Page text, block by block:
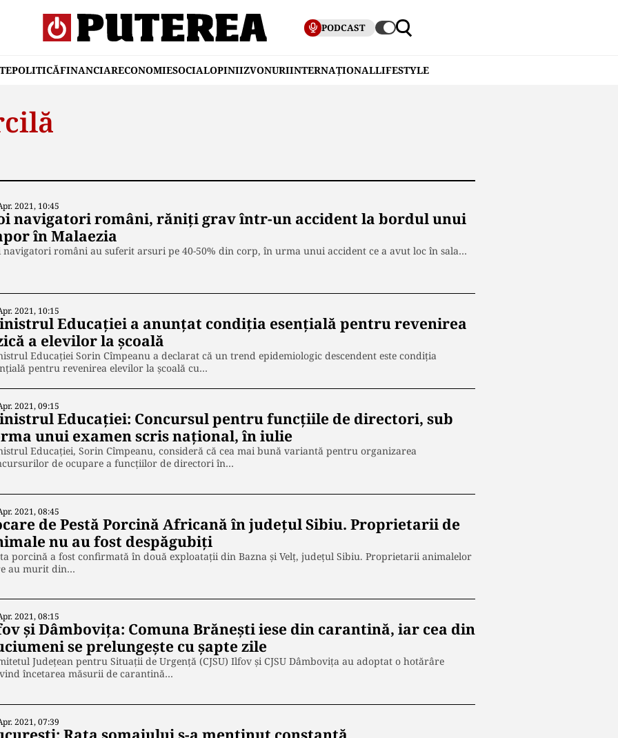
PODCAST
POLITICĂFINANCIARECONOMIESOCIALOPINIIZVONURIINTERNAȚIONALLIFESTYLE
2021, 10:45
navigatori români, răniți grav într-un accident la bordul unui
în Malaezia
navigatori români au suferit arsuri pe 40-50% din corp, în urma unui accident ce a avut loc în sala…
2021, 10:15
Educației a anunțat condiția esențială pentru revenirea
a elevilor la școală
Educației Sorin Cîmpeanu a declarat că un trend epidemiologic descendent este condiţia
pentru revenirea elevilor la şcoală cu…
2021, 09:15
Educației: Concursul pentru funcțiile de directori, sub
unui examen scris național, în iulie
Educaţiei, Sorin Cîmpeanu, consideră că cea mai bună variantă pentru organizarea
de ocupare a funcţiilor de directori în…
2021, 08:45
de Pestă Porcină Africană în județul Sibiu. Proprietarii de
nu au fost despăgubiți
porcină a fost confirmată în două exploataţii din Bazna şi Velţ, județul Sibiu. Proprietarii animalelor
au murit din…
2021, 08:15
și Dâmbovița: Comuna Brănești iese din carantină, iar cea din
se prelungește cu șapte zile
Judeţean pentru Situaţii de Urgenţă (CJSU) Ilfov și CJSU Dâmbovița au adoptat o hotărâre
încetarea măsurii de carantină…
2021, 07:39